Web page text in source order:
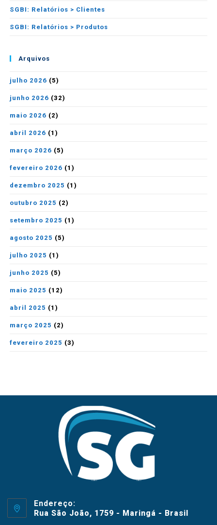
SGBI: Relatórios > Clientes
SGBI: Relatórios > Produtos
Arquivos
julho 2026 (5)
junho 2026 (32)
maio 2026 (2)
abril 2026 (1)
março 2026 (5)
fevereiro 2026 (1)
dezembro 2025 (1)
outubro 2025 (2)
setembro 2025 (1)
agosto 2025 (5)
julho 2025 (1)
junho 2025 (5)
maio 2025 (12)
abril 2025 (1)
março 2025 (2)
fevereiro 2025 (3)
Endereço:
Rua São João, 1759 - Maringá - Brasil